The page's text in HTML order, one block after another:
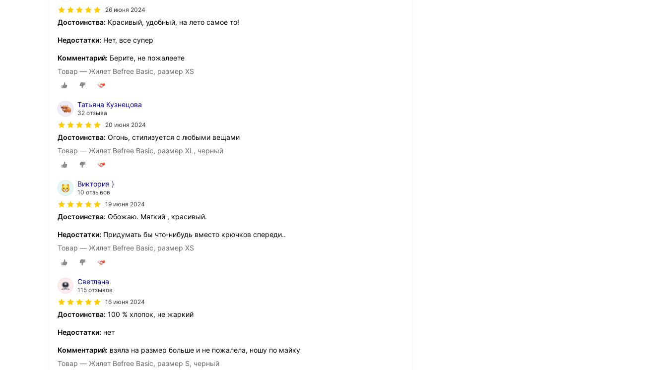
26 июня 2024
Достоинства: Красивый, удобный, на лето самое то!
Недостатки: Нет, все супер
Комментарий: Берите, не пожалеете
Товар — Жилет Befree Basic, размер XS
Татьяна Кузнецова
32 отзыва
20 июня 2024
Достоинства: Огонь, стилизуется с любыми вещами
Товар — Жилет Befree Basic, размер XL, черный
Виктория )
10 отзывов
19 июня 2024
Достоинства: Обожаю. Мягкий , красивый.
Недостатки: Придумать бы что-нибудь вместо крючков спереди..
Товар — Жилет Befree Basic, размер XS
Светлана
115 отзывов
16 июня 2024
Достоинства: 100 % хлопок, не жаркий
Недостатки: нет
Комментарий: взяла на размер больше и не пожалела, ношу по майку
Товар — Жилет Befree Basic, размер S, черный